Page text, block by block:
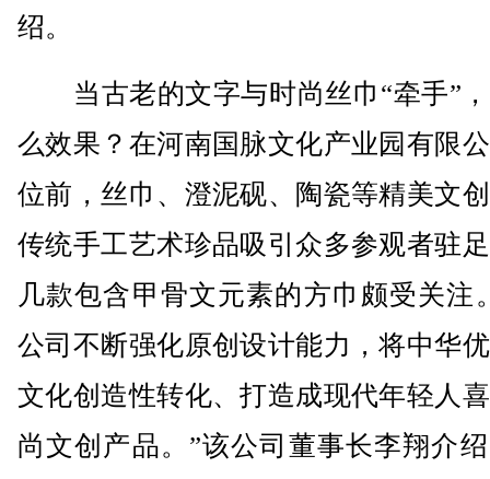
绍。
当古老的文字与时尚丝巾“牵手”
么效果？在河南国脉文化产业园有限
位前，丝巾、澄泥砚、陶瓷等精美文
传统手工艺术珍品吸引众多参观者驻
几款包含甲骨文元素的方巾颇受关注
公司不断强化原创设计能力，将中华
文化创造性转化、打造成现代年轻人
尚文创产品。”该公司董事长李翔介